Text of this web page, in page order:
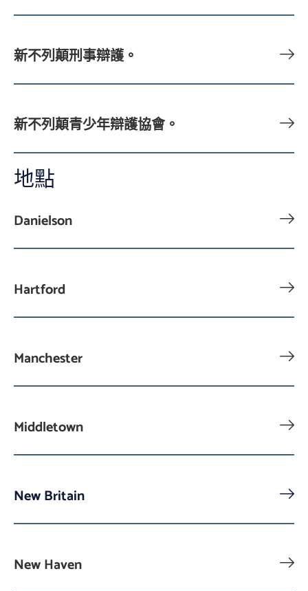
新不列顛刑事辯護。
新不列顛青少年辯護協會。
地點
Danielson
Hartford
Manchester
Middletown
New Britain
New Haven